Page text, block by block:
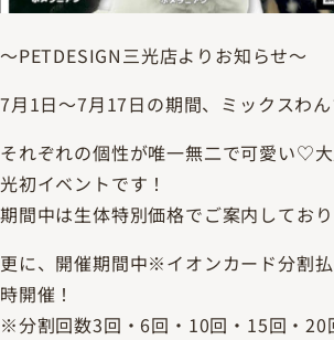
～PETDESIGN三光店よりお知らせ～
7月1日～7月17日の期間、ミックスわ
それぞれの個性が唯一無二で可愛い♡
光初イベントです！
期間中は生体特別価格でご案内しており
更に、開催期間中※イオンカード分割
時開催！
※分割回数3回・6回・10回・15回・20